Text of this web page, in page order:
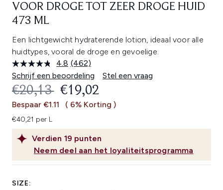
VOOR DROGE TOT ZEER DROGE HUID
473 ML
Een lichtgewicht hydraterende lotion, ideaal voor alle
huidtypes, vooral de droge en gevoelige.
4.8 Lees
462
beoordelingen.
Dezelfde
paginalink.
(462)
Schrijf een beoordeling
Stel een vraag
Verdien 19 punten
Neem deel aan het loyaliteitsprogramma
RECOMMENDED RETAIL PRICE:
€20,13 HUIDIGE PRIJS:
€19,02
Bespaar €1.11 ( 6% Korting )
€40,21 per L
SIZE: